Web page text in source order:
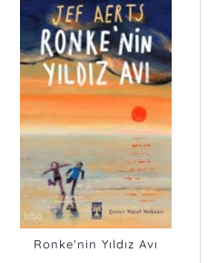
Ronke'nin Yıldız Avı